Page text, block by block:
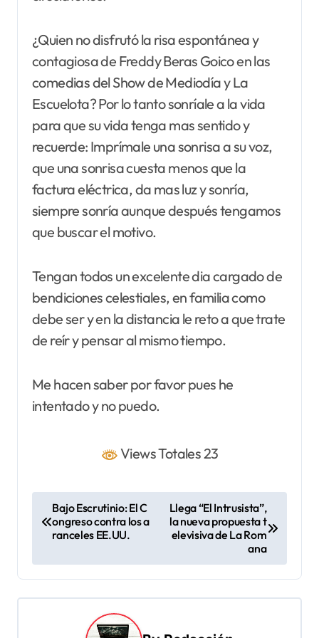
¿Quien no disfrutó la risa espontánea y
contagiosa de Freddy Beras Goico en las
comedias del Show de Mediodía y La
Escuelota? Por lo tanto sonríale a la vida
para que su vida tenga mas sentido y
recuerde: Imprímale una sonrisa a su voz,
que una sonrisa cuesta menos que la
factura eléctrica, da mas luz y sonría,
siempre sonría aunque después tengamos
que buscar el motivo.
Tengan todos un excelente dia cargado de
bendiciones celestiales, en familia como
debe ser y en la distancia le reto a que trate
de reír y pensar al mismo tiempo.
Me hacen saber por favor pues he
intentado y no puedo.
Views Totales 23
e
g
Bajo Escrutinio: El C
ongreso contra los a
ranceles EE.UU.
Llega “El Intrusista”,
la nueva propuesta t
elevisiva de La Rom
ana